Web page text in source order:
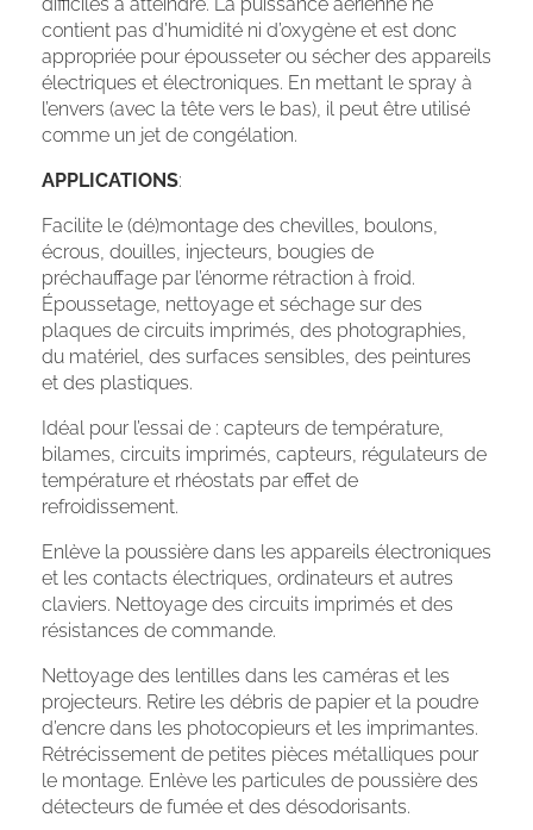
contient pas d’humidité ni d’oxygène et est donc
appropriée pour épousseter ou sécher des appareils
électriques et électroniques. En mettant le spray à
l’envers (avec la tête vers le bas), il peut être utilisé
comme un jet de congélation.
APPLICATIONS:
Facilite le (dé)montage des chevilles, boulons,
écrous, douilles, injecteurs, bougies de
préchauffage par l’énorme rétraction à froid.
Époussetage, nettoyage et séchage sur des
plaques de circuits imprimés, des photographies,
du matériel, des surfaces sensibles, des peintures
et des plastiques.
Idéal pour l’essai de : capteurs de température,
bilames, circuits imprimés, capteurs, régulateurs de
température et rhéostats par effet de
refroidissement.
Enlève la poussière dans les appareils électroniques
et les contacts électriques, ordinateurs et autres
claviers. Nettoyage des circuits imprimés et des
résistances de commande.
Nettoyage des lentilles dans les caméras et les
projecteurs. Retire les débris de papier et la poudre
d’encre dans les photocopieurs et les imprimantes.
Rétrécissement de petites pièces métalliques pour
le montage. Enlève les particules de poussière des
détecteurs de fumée et des désodorisants.